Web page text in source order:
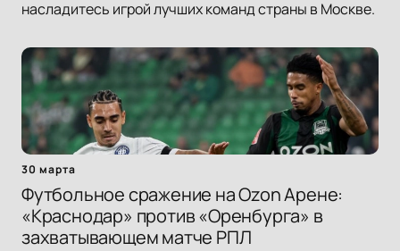
насладитесь игрой лучших команд страны в Москве.
30 марта
Футбольное сражение на Ozon Арене:
«Краснодар» против «Оренбурга» в
захватывающем матче РПЛ